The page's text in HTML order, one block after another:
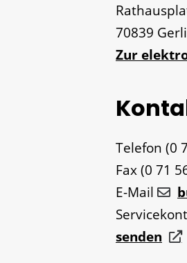
70839
Zur
Telefon (0
Fax(0 71
E-Mail
senden